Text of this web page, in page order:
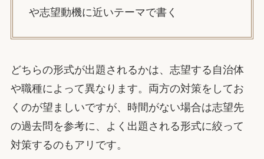
や志望動機に近いテーマで書く
どちらの形式が出題されるかは、志望する自治体
や職種によって異なります。両方の対策をしてお
くのが望ましいですが、時間がない場合は志望先
の過去問を参考に、よく出題される形式に絞って
対策するのもアリです。